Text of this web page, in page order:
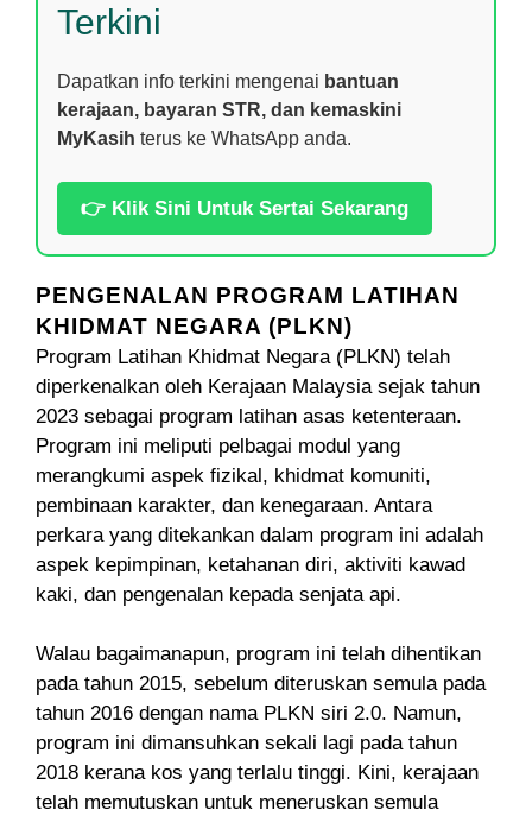
Terkini
Dapatkan info terkini mengenai bantuan
kerajaan, bayaran STR, dan kemaskini
MyKasih terus ke WhatsApp anda.
👉 Klik Sini Untuk Sertai Sekarang
PENGENALAN PROGRAM LATIHAN
KHIDMAT NEGARA (PLKN)
Program Latihan Khidmat Negara (PLKN) telah
diperkenalkan oleh Kerajaan Malaysia sejak tahun
2023 sebagai program latihan asas ketenteraan.
Program ini meliputi pelbagai modul yang
merangkumi aspek fizikal, khidmat komuniti,
pembinaan karakter, dan kenegaraan. Antara
perkara yang ditekankan dalam program ini adalah
aspek kepimpinan, ketahanan diri, aktiviti kawad
kaki, dan pengenalan kepada senjata api.
Walau bagaimanapun, program ini telah dihentikan
pada tahun 2015, sebelum diteruskan semula pada
tahun 2016 dengan nama PLKN siri 2.0. Namun,
program ini dimansuhkan sekali lagi pada tahun
2018 kerana kos yang terlalu tinggi. Kini, kerajaan
telah memutuskan untuk meneruskan semula